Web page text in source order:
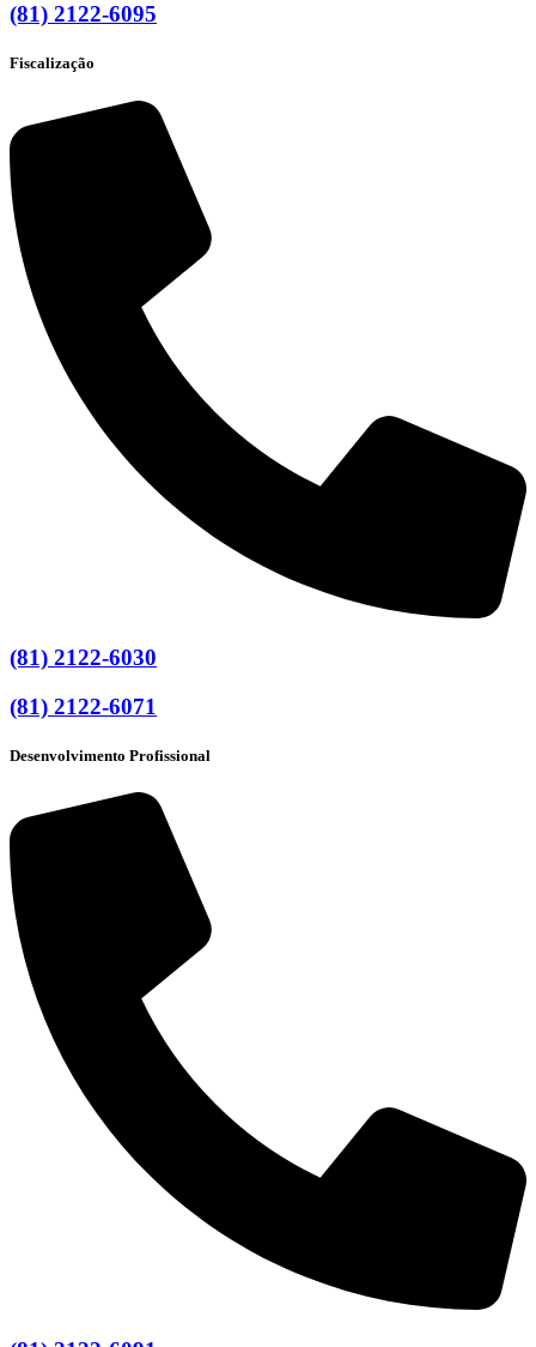
(81) 2122-6095
Fiscalização
(81) 2122-6030
(81) 2122-6071
Desenvolvimento Profissional